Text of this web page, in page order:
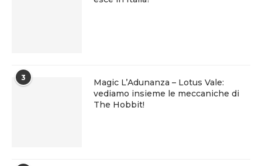
3
Magic L’Adunanza – Lotus Vale:
vediamo insieme le meccaniche di
The Hobbit!